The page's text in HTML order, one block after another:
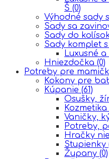
Š (0)
Výhodné sady
Sady sa
Sady do
Sady komplet
Luxusné
Hniezdočka (0)
Potreby pre
Kokony pre
Kúpanie (61)
Osušky,
Kozmetika
Vaničky,
Potreby,
Hračky
Stupienky
Župany (0)